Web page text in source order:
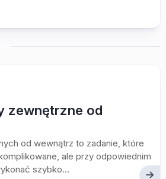
zewnętrzne od
od wewnątrz to zadanie, które
ale przy odpowiednim
szybko...